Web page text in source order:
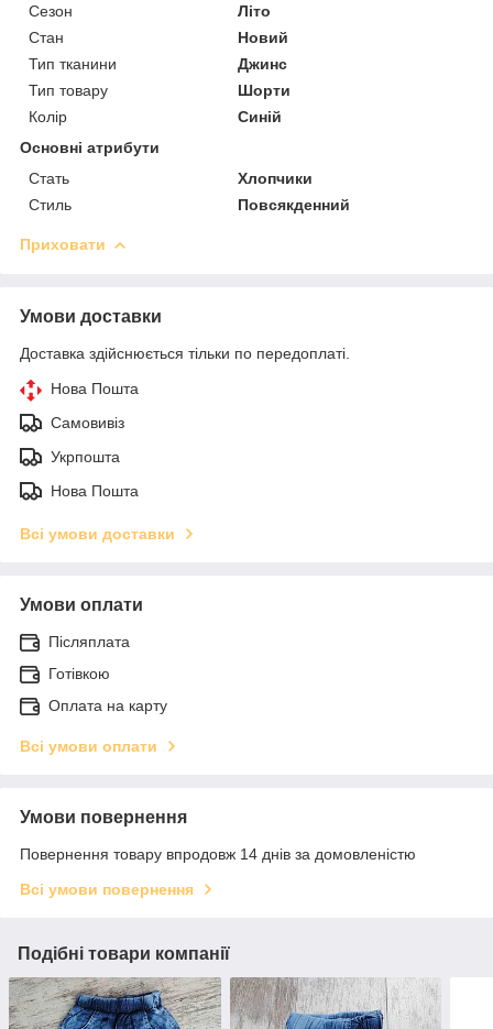
Сезон
Літо
Стан
Новий
Тип тканини
Джинс
Тип товару
Шорти
Колір
Синій
Основні атрибути
Стать
Хлопчики
Стиль
Повсякденний
Приховати
Умови доставки
Доставка здійснюється тільки по передоплаті.
Нова Пошта
Самовивіз
Укрпошта
Нова Пошта
Всі умови доставки
Умови оплати
Післяплата
Готівкою
Оплата на карту
Всі умови оплати
Умови повернення
Повернення товару впродовж 14 днів за домовленістю
Всі умови повернення
Подібні товари компанії